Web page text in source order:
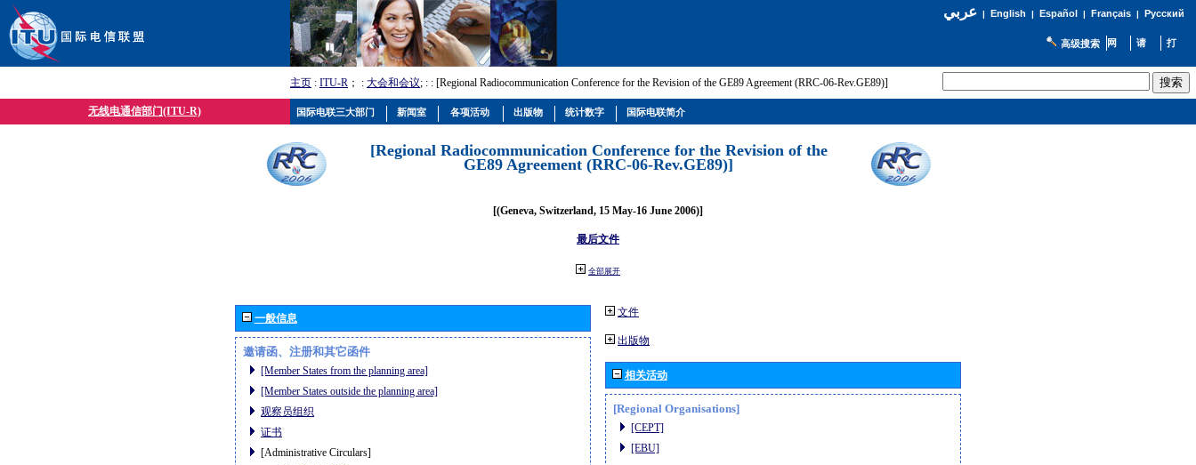
عربي| English | Español | Français| Русский
高级搜索
主页 : ITU-R ； : 大会和会议; : : [Regional Radiocommunication Conference for the Revision of the GE89 Agreement (RRC-06-Rev.GE89)]
无线电通信部门(ITU-R)
[Regional Radiocommunication Conference for the Revision of the
GE89 Agreement (RRC-06-Rev.GE89)]
[(Geneva, Switzerland, 15 May-16 June 2006)]
最后文件
全部展开
一般信息
邀请函、注册和其它函件
[Member States from the planning area]
[Member States outside the planning area]
观察员组织
证书
[Administrative Circulars]
文件
出版物
相关活动
[Regional Organisations]
[CEPT]
[EBU]
国际电联三大部门 新闻室 各项活动 出版物 统计数字 国际电联简介